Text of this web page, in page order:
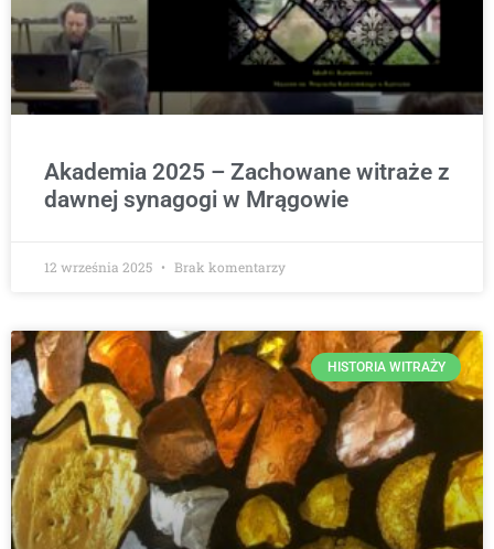
Akademia 2025 – Zachowane witraże z
dawnej synagogi w Mrągowie
12 września 2025 Brak komentarzy
HISTORIA WITRAŻY